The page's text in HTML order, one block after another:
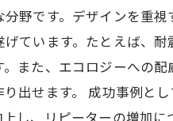
野です。デザインを重
ています。たとえば、
また、エコロジーへの
出せます。 成功事例と
し、リピーターの増加